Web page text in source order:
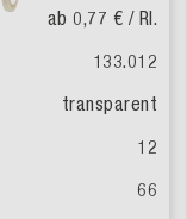
ab 0,77 € / Rl.
133.012
transparent
12
66